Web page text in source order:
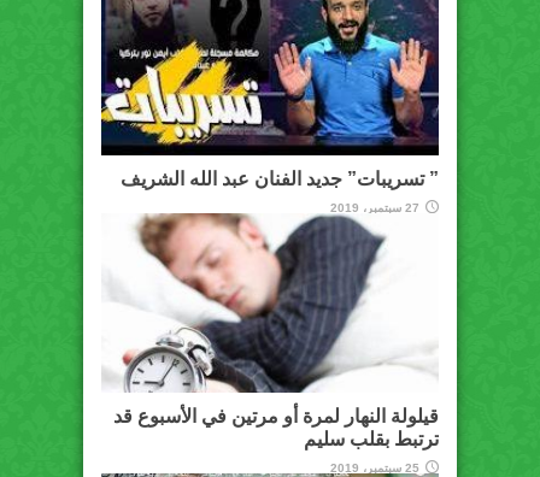
” تسريبات” جديد الفنان عبد الله الشريف
27 سبتمبر، 2019
قيلولة النهار لمرة أو مرتين في الأسبوع قد
ترتبط بقلب سليم
25 سبتمبر، 2019